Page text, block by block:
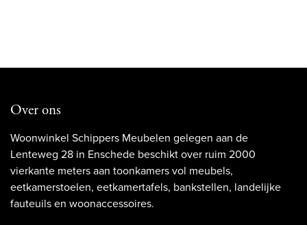
Over ons
Woonwinkel Schippers Meubelen gelegen aan de
Lenteweg 28 in Enschede beschikt over ruim 2000
vierkante meters aan toonkamers vol meubels,
eetkamerstoelen, eetkamertafels, bankstellen, landelijke
fauteuils en woonaccessoires.